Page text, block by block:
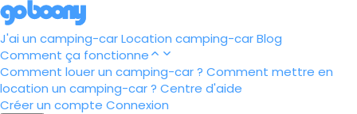
J'ai un camping-carLocation camping-carBlog
Comment ça fonctionne
Comment louer un camping-car ? Comment mettre en
location un camping-car ? Centre d'aide
Créer un compte Connexion